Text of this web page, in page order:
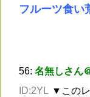
フルーツ食
56: 名無しさん
ID:2YL ▼この